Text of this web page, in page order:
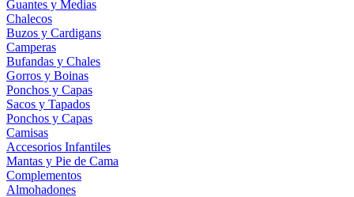
Guantes y Medias
Chalecos
Buzos y Cardigans
Camperas
Bufandas y Chales
Gorros y Boinas
Ponchos y Capas
Sacos y Tapados
Ponchos y Capas
Camisas
Accesorios Infantiles
Mantas y Pie de Cama
Complementos
Almohadones